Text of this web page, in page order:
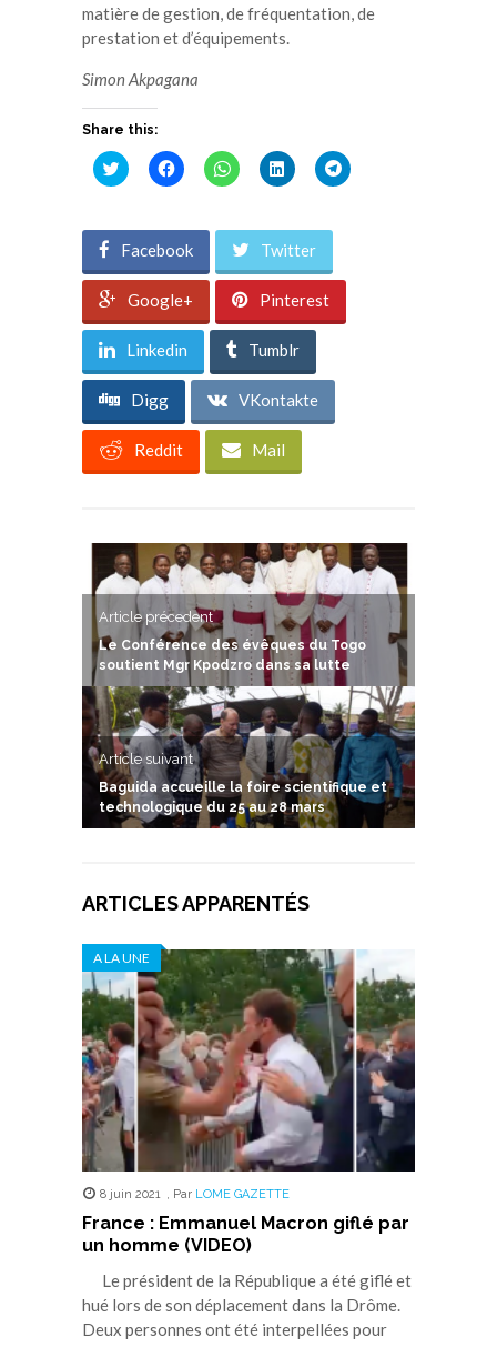
matière de gestion, de fréquentation, de
prestation et d’équipements.
Simon Akpagana
Share this:
Cliquez
pour
une
nouvelle
fenêtre)
Cliquez
pour
dans
une
nouvelle
fenêtre)
Cliquez
pour
une
nouvelle
fenêtre)
Cliquez
pour
une
nouvelle
fenêtre)
Cliquez
pour
fenêtre)
Facebook Twitter
Google+ Pinterest
Linkedin Tumblr
Digg VKontakte
Reddit Mail
Article précedent
Le Conférence des évêques du Togo
soutient Mgr Kpodzro dans sa lutte
Article suivant
Baguida accueille la foire scientifique et
technologique du 25 au 28 mars
ARTICLES APPARENTÉS
A LA UNE
8 juin 2021 , Par LOME GAZETTE
France : Emmanuel Macron giflé par
un homme (VIDEO)
Le président de la République a été giflé et
hué lors de son déplacement dans la Drôme.
Deux personnes ont été interpellées pour